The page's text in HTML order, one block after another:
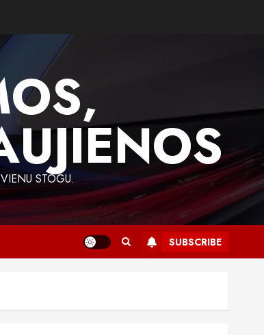
STOGU.
SUBSCRIBE